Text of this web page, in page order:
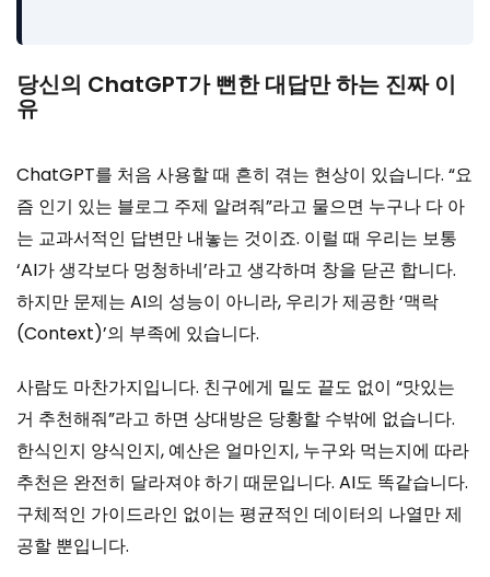
당신의 ChatGPT가 뻔한 대답만 하는 진짜 이
유
ChatGPT를 처음 사용할 때 흔히 겪는 현상이 있습니다. “요
즘 인기 있는 블로그 주제 알려줘”라고 물으면 누구나 다 아
는 교과서적인 답변만 내놓는 것이죠. 이럴 때 우리는 보통
‘AI가 생각보다 멍청하네’라고 생각하며 창을 닫곤 합니다.
하지만 문제는 AI의 성능이 아니라, 우리가 제공한 ‘맥락
(Context)’의 부족에 있습니다.
사람도 마찬가지입니다. 친구에게 밑도 끝도 없이 “맛있는
거 추천해줘”라고 하면 상대방은 당황할 수밖에 없습니다.
한식인지 양식인지, 예산은 얼마인지, 누구와 먹는지에 따라
추천은 완전히 달라져야 하기 때문입니다. AI도 똑같습니다.
구체적인 가이드라인 없이는 평균적인 데이터의 나열만 제
공할 뿐입니다.